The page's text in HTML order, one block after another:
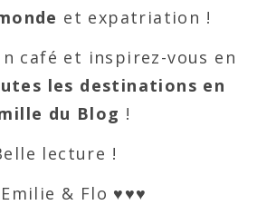
et expatriation !
café et inspirez-vous en
les destinations en
du Blog !
lecture !
& Flo ♥♥♥